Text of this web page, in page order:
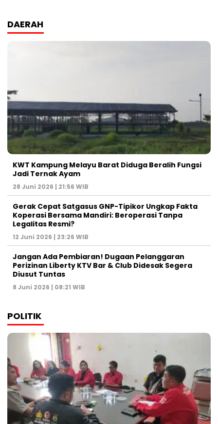
DAERAH
KWT Kampung Melayu Barat Diduga Beralih Fungsi
Jadi Ternak Ayam
28 Juni 2026 | 21:56 WIB
Gerak Cepat Satgasus GNP-Tipikor Ungkap Fakta
Koperasi Bersama Mandiri: Beroperasi Tanpa
Legalitas Resmi?
12 Juni 2026 | 23:26 WIB
Jangan Ada Pembiaran! Dugaan Pelanggaran
Perizinan Liberty KTV Bar & Club Didesak Segera
Diusut Tuntas
8 Juni 2026 | 08:21 WIB
POLITIK